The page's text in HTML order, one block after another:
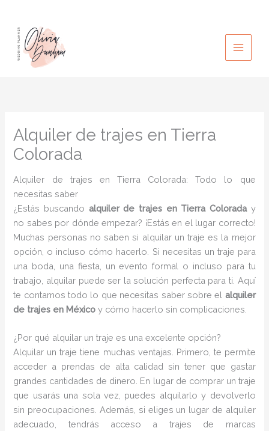
contenido
Alquiler de trajes en Tierra
Colorada
Alquiler de trajes en Tierra Colorada: Todo lo que
necesitas saber
¿Estás buscando alquiler de trajes en Tierra Coloraday
no sabes por dónde empezar? ¡Estás en el lugar correcto!
Muchas personas no saben si alquilar un traje es la mejor
opción, o incluso cómo hacerlo. Si necesitas un traje para
una boda, una fiesta, un evento formal o incluso para tu
trabajo, alquilar puede ser la solución perfecta para ti. Aquí
te contamos todo lo que necesitas saber sobre el alquiler
de trajes en México y cómo hacerlo sin complicaciones.
¿Por qué alquilar un traje es una excelente opción?
Alquilar un traje tiene muchas ventajas. Primero, te permite
acceder a prendas de alta calidad sin tener que gastar
grandes cantidades de dinero. En lugar de comprar un traje
que usarás una sola vez, puedes alquilarlo y devolverlo
sin preocupaciones. Además, si eliges un lugar de alquiler
adecuado, tendrás acceso a trajes de marcas